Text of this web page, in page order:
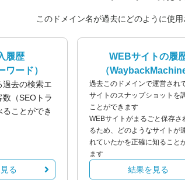
このドメイン名が過去にどのように使
履歴
ワード）
過去の検索エ
数（SEOトラ
ことができ
る
WEBサイトの履
（WaybackMachine
過去このドメインで運営され
サイトのスナップショットを
ことができます
WEBサイトがまるごと保存さ
るため、どのようなサイトが
れていたかを正確に知ること
ます
結果を見る